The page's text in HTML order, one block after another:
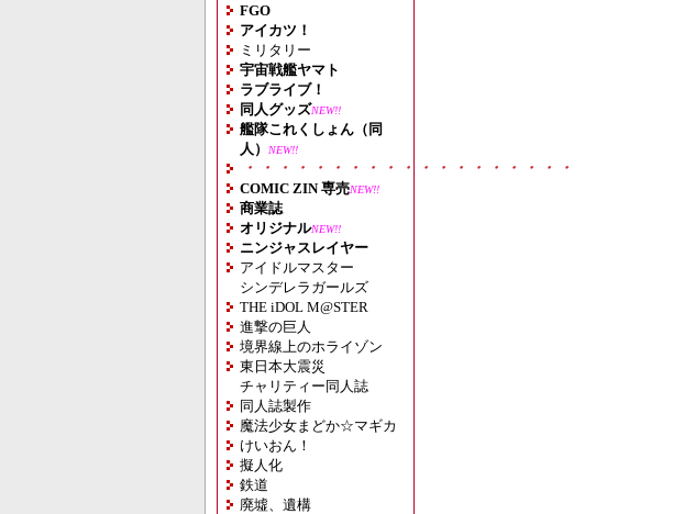
FGO
アイカツ！
ミリタリー
宇宙戦艦ヤマト
ラブライブ！
同人グッズNEW!!
艦隊これくしょん（同
人）
NEW!!
・・・・・・・・・・・・・・・・・・・
COMIC ZIN 専売NEW!!
商業誌
オリジナルNEW!!
ニンジャスレイヤー
アイドルマスター
シンデレラガールズ
THE iDOL M@STER
進撃の巨人
境界線上のホライゾン
東日本大震災
チャリティー同人誌
同人誌製作
魔法少女まどか☆マギカ
けいおん！
擬人化
鉄道
廃墟、遺構